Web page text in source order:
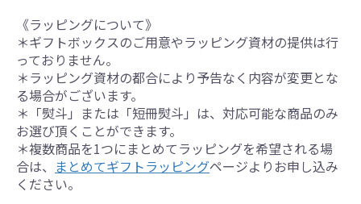
《ラッピングについて》
＊ギフトボックスのご用意やラッピング資材の提供は行
っておりません。
＊ラッピング資材の都合により予告なく内容が変更とな
る場合がございます。
＊「熨斗」または「短冊熨斗」は、対応可能な商品のみ
お選び頂くことができます。
＊複数商品を1つにまとめてラッピングを希望される場
合は、 まとめてギフトラッピングページよりお申し込み
ください。